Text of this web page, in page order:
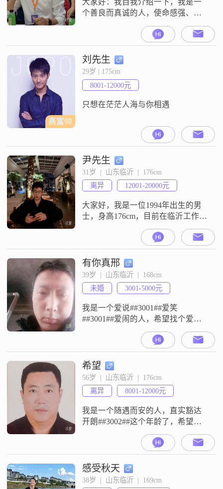
协商。
大家好：我自我介绍一下，我是一
个善良而真诚的人，使命感强、有
落，一切都是那么随缘！只想找一
个平凡善良的人，相扶教子，牵手
走过余晖的岁月。谢谢
高富帅
刘先生
29岁 | 175cm
8001-12000元
只想在茫茫人海与你相遇
尹先生
31岁  |  山东临沂  |  176cm
离异
12001-20000元
大家好，我是一位1994年出生的男
士，身高176cm，目前在临沂工作，
月收入在12001到20000元之间
##3002##我拥有大学本科学历，平
时喜欢健身上瘾，一直在努力增
肌，也热爱篮球，可以说是篮球高
手哦##3002##除此之外，我还对摄
影摄像颇有兴趣，喜欢记录生活中
的美好瞬间##3002##我性格开朗，
待人真诚，喜
有你真邢
39岁  |  山东临沂  |  168cm
未婚
3001-5000元
我是一个爱说##3001##爱笑
##3001##爱闹的人，希望找个爱我
##3001##疼我##3001##真心对我好
希望
56岁  |  山东临沂  |  176cm
离异
8001-12000元
我是一个随遇而安的人，直实豁达
开朗##3002##这个年龄了，希望能
找到另一半共度余生##3002##
感受秋天
38岁  |  山东临沂  |  169cm